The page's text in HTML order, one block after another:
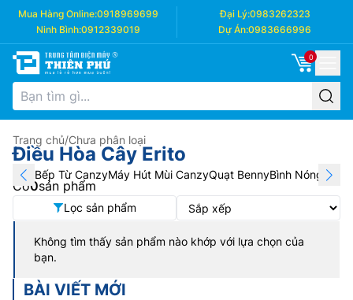
Mua Hàng Online:0918969699 Đại Lý:0983262323
Ninh Bình:0912339019 Dự Án:0983666996
0
Trang chủ/Chưa phân loại
Điều Hòa Cây Erito
Bếp Từ CanzyMáy Hút Mùi CanzyQuạt BennyBình Nóng
Có0sản phẩm
Lọc sản phẩm
Không tìm thấy sản phẩm nào khớp với lựa chọn của
bạn.
BÀI VIẾT MỚI